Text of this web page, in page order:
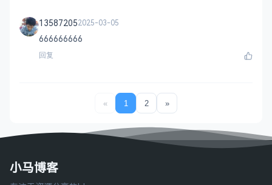
135872052025-03-05
666666666
回复
« 1 2 »
小马博客